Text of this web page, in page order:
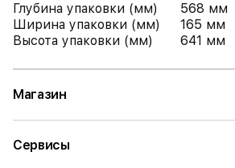
Глубина упаковки (мм)
568 мм
Ширина упаковки (мм)
165 мм
Высота упаковки (мм)
641 мм
Магазин
Сервисы